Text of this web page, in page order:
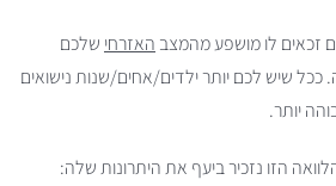
זכאים לו מושפע מהמצב האזרחי שלכם
שיש לכם יותר ילדים/אחים/שנות נישואים
יותר.
הזו נזכיר ביעף את היתרונות שלה: